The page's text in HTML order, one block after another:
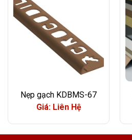
Nẹp gạch KDBMS-67
Giá: Liên Hệ